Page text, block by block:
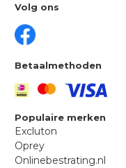
Volg ons
Betaalmethoden
Populaire merken
Excluton
Oprey
Onlinebestrating.nl